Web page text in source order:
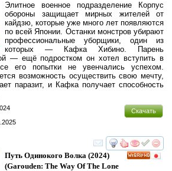
Элитное военное подразделение Корпус
обороны защищает мирных жителей от
кайдзю, которые уже много лет появляются
по всей Японии. Останки монстров убирают
профессиональные уборщики, один из
которых — Кафка Хибино. Парень
— ещё подростком он хотел вступить в
его попытки не увенчались успехом.
возможность осуществить свою мечту,
паразит, и Кафка получает способность
Скачать
смотреть
Путь Одинокого Волка (2024)
(Garouden: The Way Of The Lone